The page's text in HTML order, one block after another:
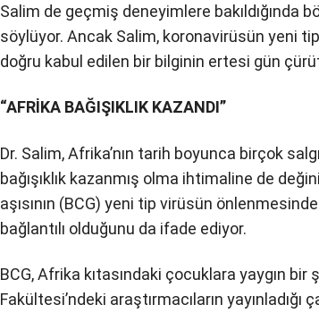
Salim de geçmiş deneyimlere bakıldığında
söylüyor. Ancak Salim, koronavirüsün yeni
doğru kabul edilen bir bilginin ertesi gün
“AFRİKA BAĞIŞIKLIK KAZANDI”
Dr. Salim, Afrika’nın tarih boyunca birçok
bağışıklık kazanmış olma ihtimaline de
aşısının (BCG) yeni tip virüsün
bağlantılı olduğunu da ifade ediyor.
BCG, Afrika kıtasındaki çocuklara yaygın bir
Fakültesi’ndeki araştırmacıların yayınladığı